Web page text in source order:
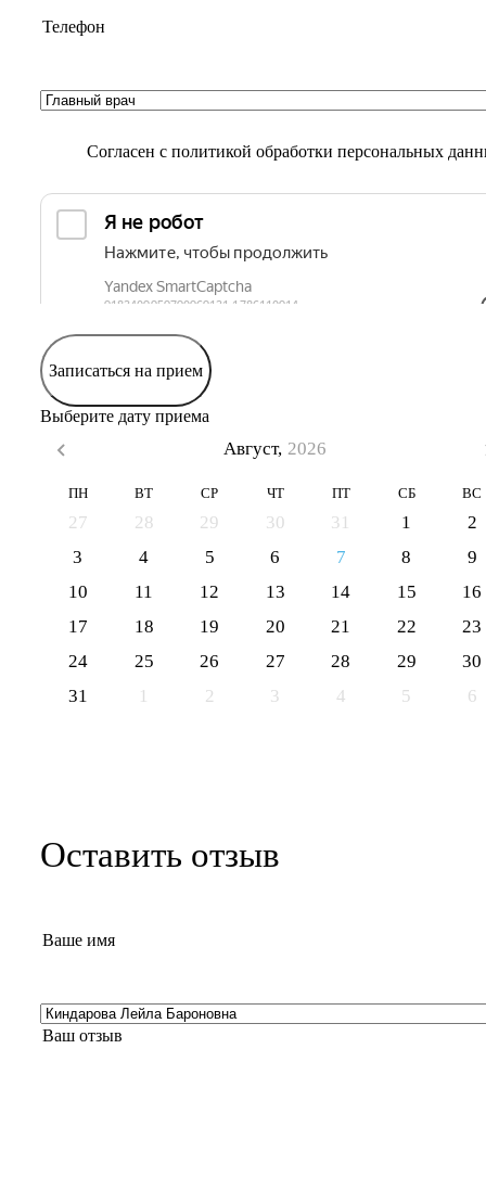
Согласен с политикой обработки персональных
Записаться на прием
Выберите дату приема
Август, 2026
ПН ВТ СР ЧТ ПТ СБ ВС
27 28 29 30 31 1
2
3
4 5 6 7 8
9
10
11 12 13 14 15
16
17
18 19 20 21 22
23
24
25 26 27 28 29
30
31
1 2 3 4 5 6
Оставить отзыв